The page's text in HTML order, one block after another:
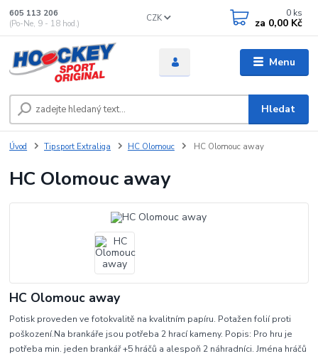
Menu
CZK
Hledat
605 113 206
(Po-Ne, 9 - 18 hod.)
0 ks
za 0,00 Kč
Úvod Tipsport Extraliga HC Olomouc HC Olomouc away
HC Olomouc away
HC Olomouc away
Potisk proveden ve fotokvalitě na kvalitním papíru. Potažen folií proti
poškození.Na brankáře jsou potřeba 2 hrací kameny. Popis: Pro hru je
potřeba min. jeden brankář +5 hráčů a alespoň 2 náhradníci. Jména hráčů